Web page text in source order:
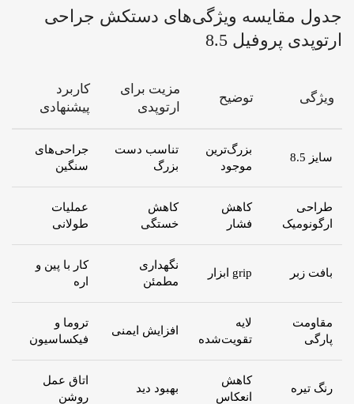
جدول مقایسه ویژگی‌های دستکش جراحی
ارتوپدی پروفیل 8.5
ویژگی توضیح
مزیت برای
ارتوپدی
کاربرد
پیشنهادی
سایز 8.5
بزرگ‌ترین
موجود
تناسب دست
بزرگ
جراحی‌های
سنگین
طراحی
ارگونومیک
کاهش
فشار
کاهش
خستگی
عملیات
طولانی
بافت زبر grip ابزار
نگهداری
مطمئن
کار با پین و
اره
مقاومت
پارگی
لایه
تقویت‌شده
افزایش ایمنی
تروما و
فیکساسیون
رنگ تیره
کاهش
انعکاس
بهبود دید
اتاق عمل
روشن